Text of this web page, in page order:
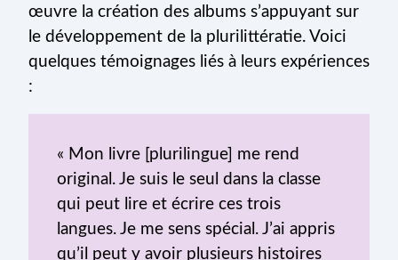
œuvre la création des albums s’appuyant sur
le développement de la plurilittératie. Voici
quelques témoignages liés à leurs expériences
:
« Mon livre [plurilingue] me rend
original. Je suis le seul dans la classe
qui peut lire et écrire ces trois
langues. Je me sens spécial. J’ai appris
qu’il peut y avoir plusieurs histoires